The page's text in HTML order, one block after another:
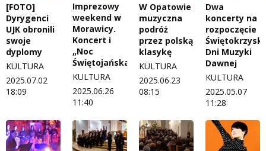
[FOTO]
Dyrygenci
UJK obronili
swoje
dyplomy
KULTURA
2025.07.02
18:09
Imprezowy
weekend w
Morawicy.
Koncert i
„Noc
Świętojańska”
KULTURA
2025.06.26
11:40
W Opatowie
muzyczna
podróż
przez polską
klasykę
KULTURA
2025.06.23
08:15
Dwa
koncerty na
rozpoczęcie
Dni Muzyki
Dawnej
KULTURA
2025.05.07
11:28